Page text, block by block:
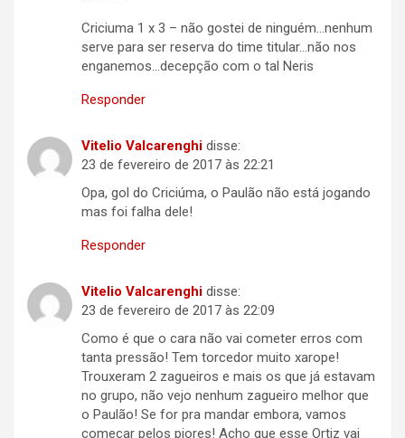
Criciuma 1 x 3 – não gostei de ninguém…nenhum
serve para ser reserva do time titular…não nos
enganemos…decepção com o tal Neris
Responder
Vitelio Valcarenghi disse:
23 de fevereiro de 2017 às 22:21
Opa, gol do Criciúma, o Paulão não está jogando
mas foi falha dele!
Responder
Vitelio Valcarenghi disse:
23 de fevereiro de 2017 às 22:09
Como é que o cara não vai cometer erros com
tanta pressão! Tem torcedor muito xarope!
Trouxeram 2 zagueiros e mais os que já estavam
no grupo, não vejo nenhum zagueiro melhor que
o Paulão! Se for pra mandar embora, vamos
começar pelos piores! Acho que esse Ortiz vai